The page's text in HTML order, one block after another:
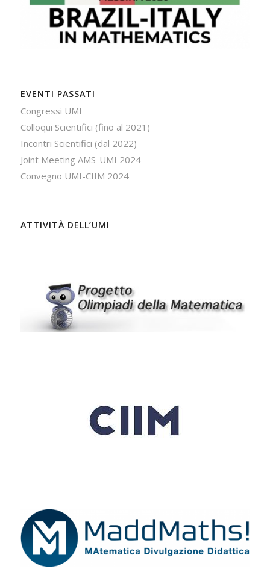
EVENTI PASSATI
Congressi UMI
Colloqui Scientifici (fino al 2021)
Incontri Scientifici (dal 2022)
Joint Meeting AMS-UMI 2024
Convegno UMI-CIIM 2024
ATTIVITÀ DELL’UMI